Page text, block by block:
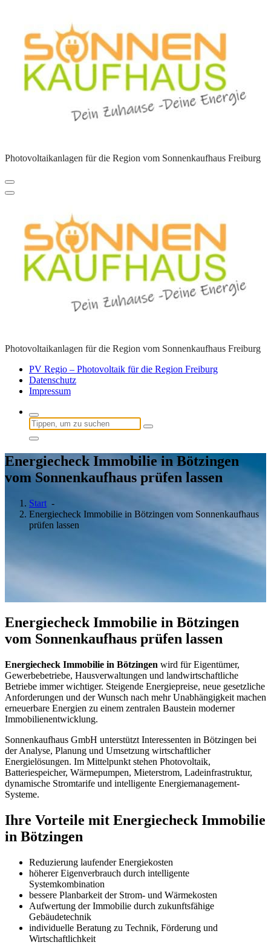
springen
Photovoltaikanlagen für die Region vom Sonnenkaufhaus Freiburg
Photovoltaikanlagen für die Region vom Sonnenkaufhaus Freiburg
PV Regio – Photovoltaik für die Region Freiburg
Datenschutz
Impressum
Suchen
nach:
Energiecheck Immobilie in Bötzingen
vom Sonnenkaufhaus prüfen lassen
Start -
Energiecheck Immobilie in Bötzingen vom Sonnenkaufhaus
prüfen lassen
Energiecheck Immobilie in Bötzingen
vom Sonnenkaufhaus prüfen lassen
Energiecheck Immobilie in Bötzingen wird für Eigentümer,
Gewerbebetriebe, Hausverwaltungen und landwirtschaftliche
Betriebe immer wichtiger. Steigende Energiepreise, neue gesetzliche
Anforderungen und der Wunsch nach mehr Unabhängigkeit machen
erneuerbare Energien zu einem zentralen Baustein moderner
Immobilienentwicklung.
Sonnenkaufhaus GmbH unterstützt Interessenten in Bötzingen bei
der Analyse, Planung und Umsetzung wirtschaftlicher
Energielösungen. Im Mittelpunkt stehen Photovoltaik,
Batteriespeicher, Wärmepumpen, Mieterstrom, Ladeinfrastruktur,
dynamische Stromtarife und intelligente Energiemanagement-
Systeme.
Ihre Vorteile mit Energiecheck Immobilie
in Bötzingen
Reduzierung laufender Energiekosten
höherer Eigenverbrauch durch intelligente
Systemkombination
bessere Planbarkeit der Strom- und Wärmekosten
Aufwertung der Immobilie durch zukunftsfähige
Gebäudetechnik
individuelle Beratung zu Technik, Förderung und
Wirtschaftlichkeit